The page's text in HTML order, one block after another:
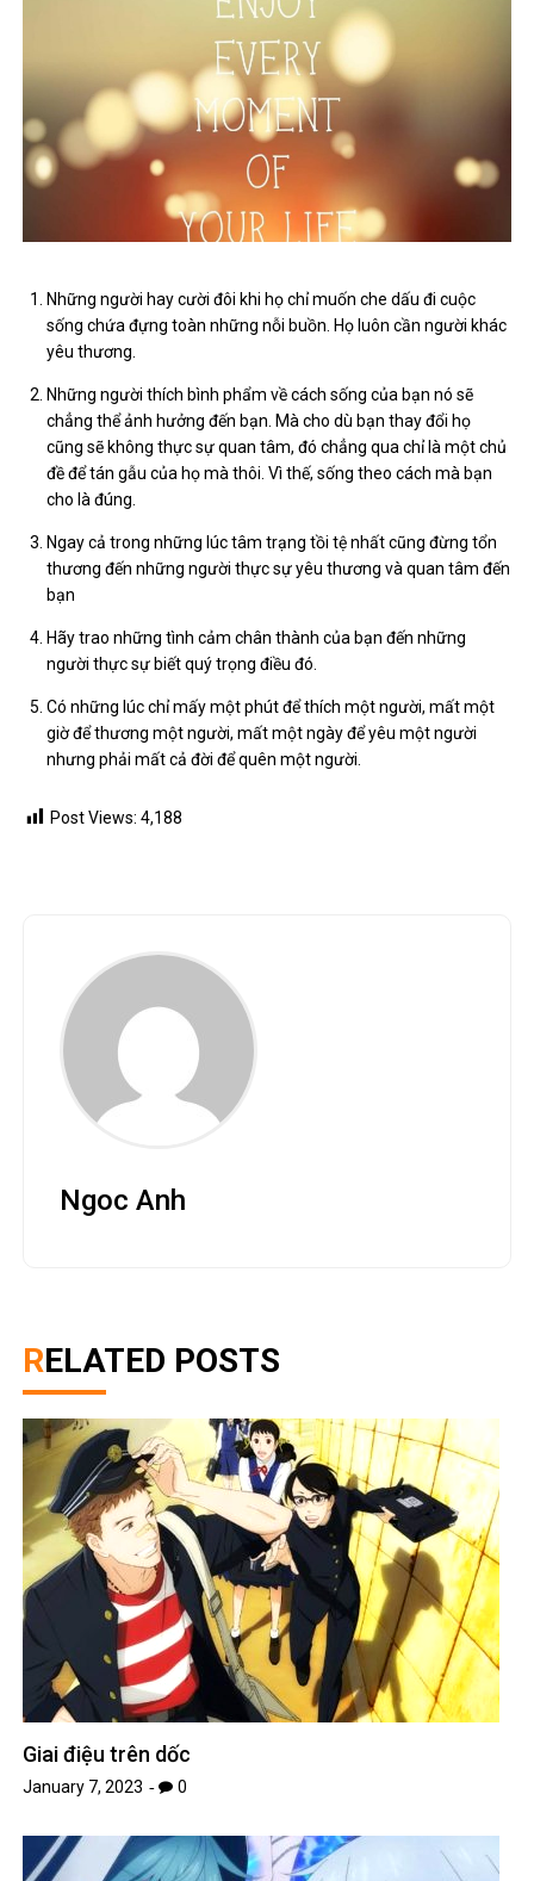
Những người hay cười đôi khi họ chỉ muốn che dấu đi cuộc
sống chứa đựng toàn những nỗi buồn. Họ luôn cần người khác
yêu thương.
Những người thích bình phẩm về cách sống của bạn nó sẽ
chẳng thể ảnh hưởng đến bạn. Mà cho dù bạn thay đổi họ
cũng sẽ không thực sự quan tâm, đó chẳng qua chỉ là một chủ
đề để tán gẫu của họ mà thôi. Vì thế, sống theo cách mà bạn
cho là đúng.
Ngay cả trong những lúc tâm trạng tồi tệ nhất cũng đừng tổn
thương đến những người thực sự yêu thương và quan tâm đến
bạn
Hãy trao những tình cảm chân thành của bạn đến những
người thực sự biết quý trọng điều đó.
Có những lúc chỉ mấy một phút để thích một người, mất một
giờ để thương một người, mất một ngày để yêu một người
nhưng phải mất cả đời để quên một người.
Post Views: 4,188
Ngoc Anh
RELATED POSTS
Giai điệu trên dốc
January 7, 2023 0